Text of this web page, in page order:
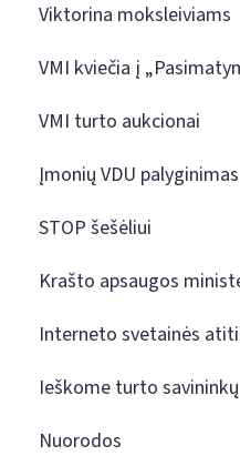
Viktorina moksleiviams
VMI kviečia į
VMI turto aukcionai
Įmonių VDU palyginimas
STOP šešėliui
Krašto apsaugos
Interneto svetainės
Ieškome turto savininkų
Nuorodos